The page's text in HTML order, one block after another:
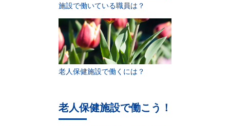
施設で働いている職員は？
老人保健施設で働くには？
老人保健施設で働こう！